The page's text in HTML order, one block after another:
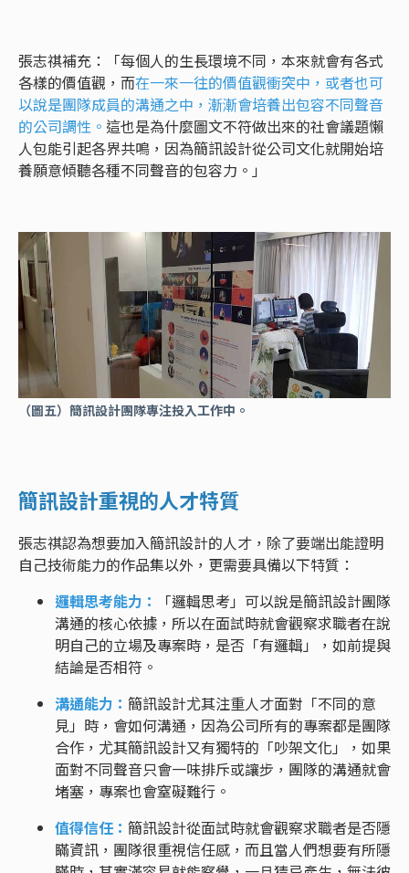
張志祺補充：「每個人的生長環境不同，本來就會有各式
各樣的價值觀，而在一來一往的價值觀衝突中，或者也可
以說是團隊成員的溝通之中，漸漸會培養出包容不同聲音
的公司調性。 這也是為什麼圖文不符做出來的社會議題懶
人包能引起各界共鳴，因為簡訊設計從公司文化就開始培
養願意傾聽各種不同聲音的包容力。」
（圖五）簡訊設計團隊專注投入工作中。
簡訊設計重視的人才特質
張志祺認為想要加入簡訊設計的人才，除了要端出能證明
自己技術能力的作品集以外，更需要具備以下特質：
邏輯思考能力：
「邏輯思考」可以說是簡訊設計團隊
溝通的核心依據，所以在面試時就會觀察求職者在說
明自己的立場及專案時，是否「有邏輯」，如前提與
結論是否相符。
溝通能力： 簡訊設計尤其注重人才面對「不同的意
見」時，會如何溝通，因為公司所有的專案都是團隊
合作，尤其簡訊設計又有獨特的「吵架文化」，如果
面對不同聲音只會一味排斥或讓步，團隊的溝通就會
堵塞，專案也會窒礙難行。
值得信任： 簡訊設計從面試時就會觀察求職者是否隱
瞞資訊，團隊很重視信任感，而且當人們想要有所隱